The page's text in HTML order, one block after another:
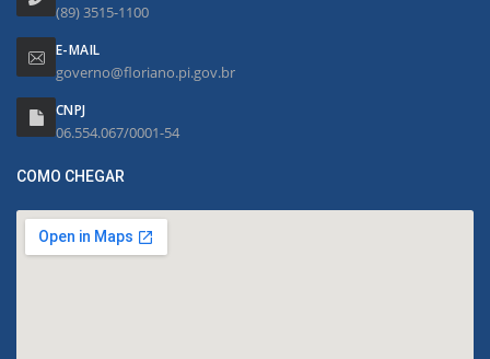
(89) 3515-1100
E-MAIL
governo@floriano.pi.gov.br
CNPJ
06.554.067/0001-54
COMO CHEGAR